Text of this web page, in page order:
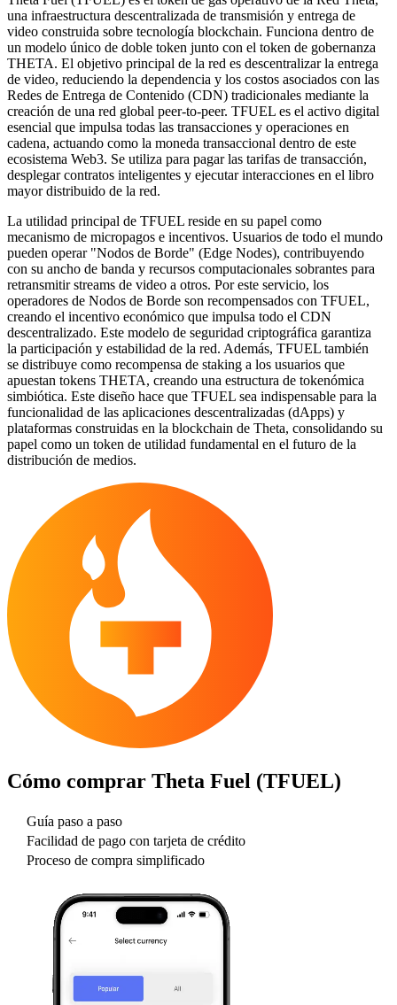
una infraestructura descentralizada de transmisión y entrega de
video construida sobre tecnología blockchain. Funciona dentro de
un modelo único de doble token junto con el token de gobernanza
THETA. El objetivo principal de la red es descentralizar la entrega
de video, reduciendo la dependencia y los costos asociados con las
Redes de Entrega de Contenido (CDN) tradicionales mediante la
creación de una red global peer-to-peer. TFUEL es el activo digital
esencial que impulsa todas las transacciones y operaciones en
cadena, actuando como la moneda transaccional dentro de este
ecosistema Web3. Se utiliza para pagar las tarifas de transacción,
desplegar contratos inteligentes y ejecutar interacciones en el libro
mayor distribuido de la red.
La utilidad principal de TFUEL reside en su papel como
mecanismo de micropagos e incentivos. Usuarios de todo el mundo
pueden operar "Nodos de Borde" (Edge Nodes), contribuyendo
con su ancho de banda y recursos computacionales sobrantes para
retransmitir streams de video a otros. Por este servicio, los
operadores de Nodos de Borde son recompensados con TFUEL,
creando el incentivo económico que impulsa todo el CDN
descentralizado. Este modelo de seguridad criptográfica garantiza
la participación y estabilidad de la red. Además, TFUEL también
se distribuye como recompensa de staking a los usuarios que
apuestan tokens THETA, creando una estructura de tokenómica
simbiótica. Este diseño hace que TFUEL sea indispensable para la
funcionalidad de las aplicaciones descentralizadas (dApps) y
plataformas construidas en la blockchain de Theta, consolidando su
papel como un token de utilidad fundamental en el futuro de la
distribución de medios.
Cómo comprar Theta Fuel (TFUEL)
Guía paso a paso
Facilidad de pago con tarjeta de crédito
Proceso de compra simplificado